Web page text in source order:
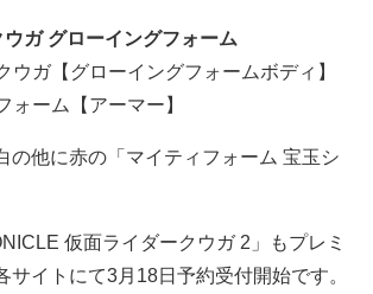
ガ グローイングフォーム
ウガ【グローイングフォームボディ】
ォーム【アーマー】
の他に赤の「マイティフォーム 宝玉シ
仮面ライダークウガ 2」もプレミ
サイトにて3月18日予約受付開始です。